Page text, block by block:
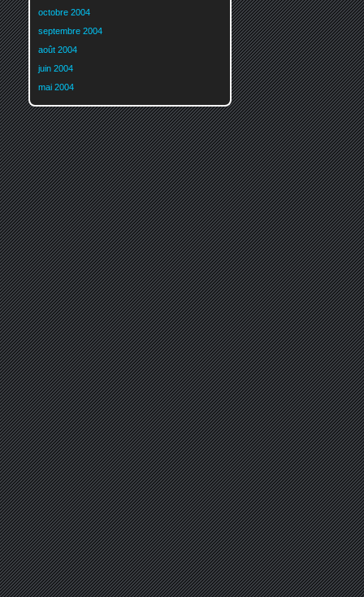
octobre 2004
septembre 2004
août 2004
juin 2004
mai 2004